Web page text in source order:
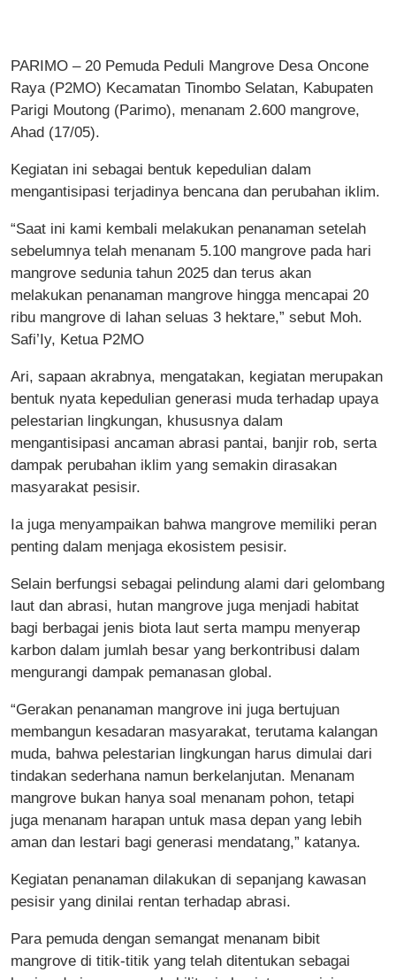
PARIMO – 20 Pemuda Peduli Mangrove Desa Oncone
Raya (P2MO) Kecamatan Tinombo Selatan, Kabupaten
Parigi Moutong (Parimo), menanam 2.600 mangrove,
Ahad (17/05).
Kegiatan ini sebagai bentuk kepedulian dalam
mengantisipasi terjadinya bencana dan perubahan iklim.
“Saat ini kami kembali melakukan penanaman setelah
sebelumnya telah menanam 5.100 mangrove pada hari
mangrove sedunia tahun 2025 dan terus akan
melakukan penanaman mangrove hingga mencapai 20
ribu mangrove di lahan seluas 3 hektare,” sebut Moh.
Safi’Iy, Ketua P2MO
Ari, sapaan akrabnya, mengatakan, kegiatan merupakan
bentuk nyata kepedulian generasi muda terhadap upaya
pelestarian lingkungan, khususnya dalam
mengantisipasi ancaman abrasi pantai, banjir rob, serta
dampak perubahan iklim yang semakin dirasakan
masyarakat pesisir.
Ia juga menyampaikan bahwa mangrove memiliki peran
penting dalam menjaga ekosistem pesisir.
Selain berfungsi sebagai pelindung alami dari gelombang
laut dan abrasi, hutan mangrove juga menjadi habitat
bagi berbagai jenis biota laut serta mampu menyerap
karbon dalam jumlah besar yang berkontribusi dalam
mengurangi dampak pemanasan global.
“Gerakan penanaman mangrove ini juga bertujuan
membangun kesadaran masyarakat, terutama kalangan
muda, bahwa pelestarian lingkungan harus dimulai dari
tindakan sederhana namun berkelanjutan. Menanam
mangrove bukan hanya soal menanam pohon, tetapi
juga menanam harapan untuk masa depan yang lebih
aman dan lestari bagi generasi mendatang,” katanya.
Kegiatan penanaman dilakukan di sepanjang kawasan
pesisir yang dinilai rentan terhadap abrasi.
Para pemuda dengan semangat menanam bibit
mangrove di titik-titik yang telah ditentukan sebagai